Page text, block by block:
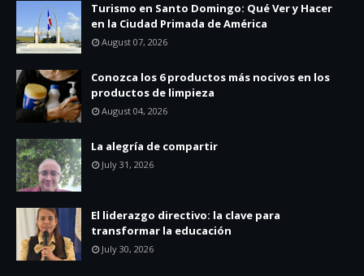
Turismo en Santo Domingo: Qué Ver y Hacer
en la Ciudad Primada de América
August 07, 2026
Conozca los 6 productos más nocivos en los
productos de limpieza
August 04, 2026
La alegría de compartir
July 31, 2026
El liderazgo directivo: la clave para
transformar la educación
July 30, 2026